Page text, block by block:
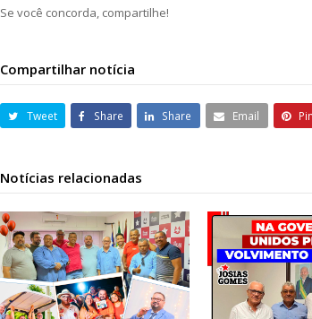
Se você concorda, compartilhe!
Compartilhar notícia
Tweet Share Share Email
Notícias relacionadas